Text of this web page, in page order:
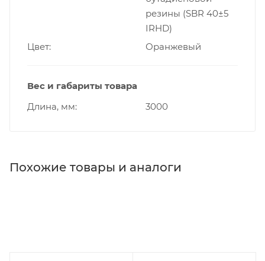
резины (SBR 40±5
IRHD)
Цвет
Оранжевый
Вес и габариты товара
Длина, мм
3000
Похожие товары и аналоги